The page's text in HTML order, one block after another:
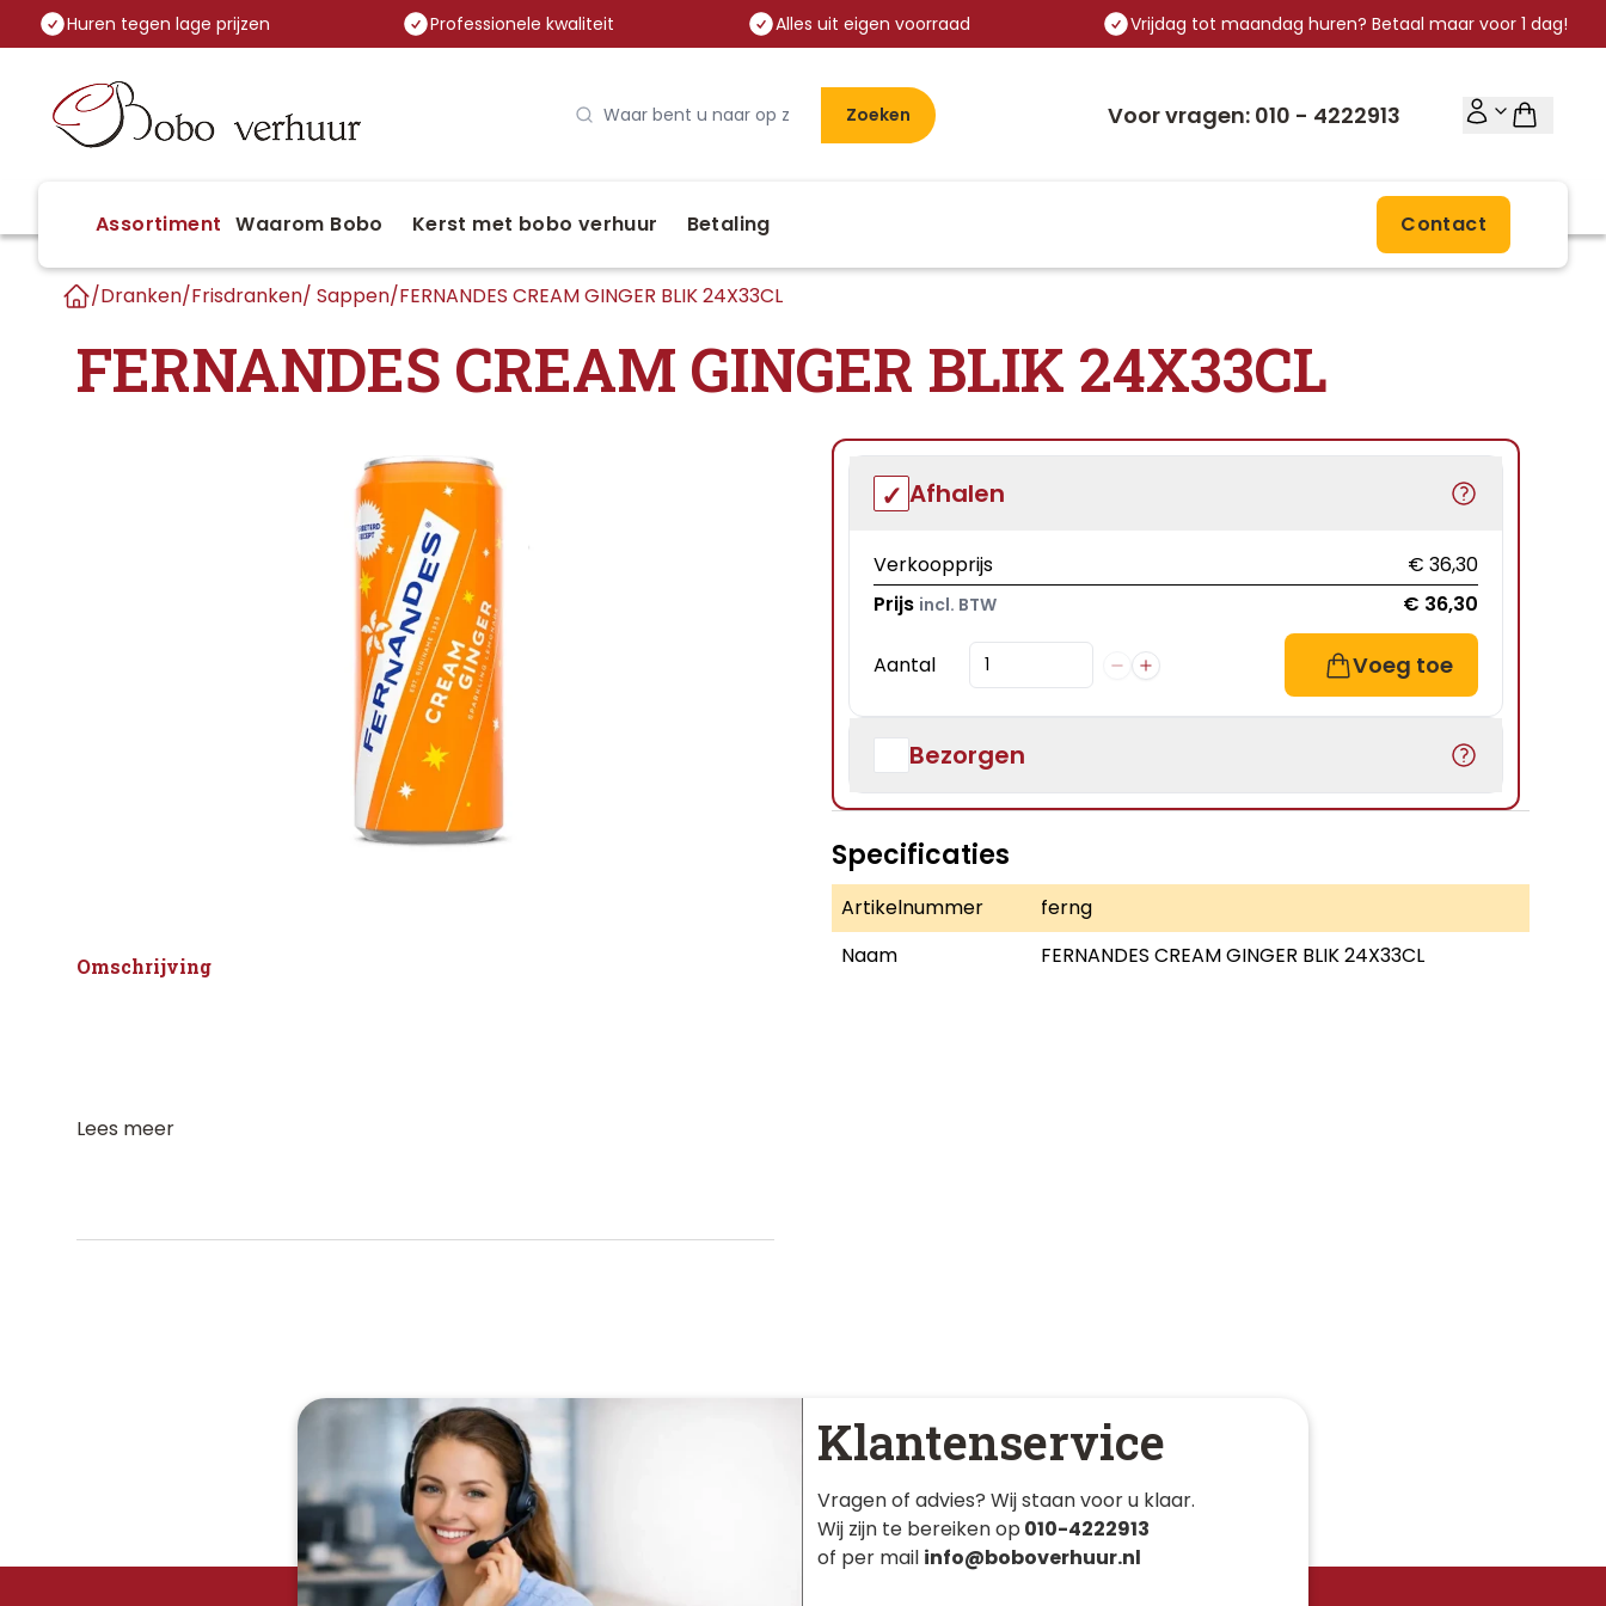
Huren tegen lage prijzen Professionele kwaliteit Alles uit eigen voorraad Vrijdag tot maandag huren? Betaal maar voor 1 dag!
Zoeken Voor vragen: 010 - 4222913
Assortiment Waarom Bobo Kerst met bobo verhuur Betaling Contact
/Dranken/Frisdranken/ Sappen/FERNANDES CREAM GINGER BLIK 24X33CL
FERNANDES CREAM GINGER BLIK 24X33CL
Omschrijving
Lees meer
Afhalen
Verkoopprijs
€ 36,30
Prijs incl. BTW € 36,30
Aantal Voeg toe
Bezorgen
Specificaties
Artikelnummer
ferng
Naam
FERNANDES CREAM GINGER BLIK 24X33CL
Klantenservice
Vragen of advies? Wij staan voor u klaar.
Wij zijn te bereiken op 010-4222913
of per mail info@boboverhuur.nl